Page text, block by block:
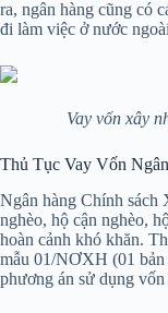
ra, ngân hàng cũng có
đi làm việc ở nước
Vay vốn xây
Thủ Tục Vay Vốn
Ngân hàng Chính
nghèo, hộ cận nghèo,
hoàn cảnh khó khăn.
mẫu 01/NƠXH (01
phương án sử dụng